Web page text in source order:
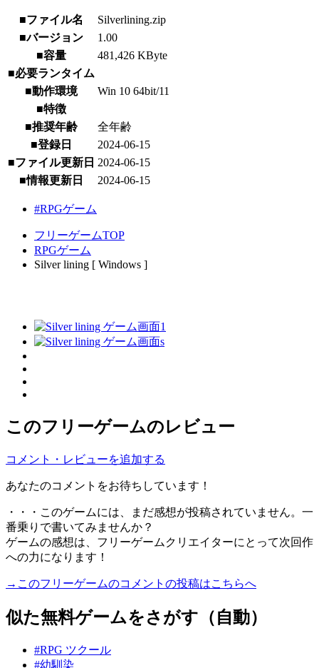
■ファイル名
Silverlining.zip
■バージョン
1.00
■容量
481,426 KByte
■必要ランタイム
■動作環境
Win 10 64bit/11
■特徴
■推奨年齢
全年齢
■登録日
2024-06-15
■ファイル更新日 2024-06-15
■情報更新日
2024-06-15
#RPGゲーム
フリーゲームTOP
RPGゲーム
Silver lining [ Windows ]
このフリーゲームのレビュー
コメント・レビューを追加する
あなたのコメントをお待ちしています！
・・・このゲームには、まだ感想が投稿されていません。一
番乗りで書いてみませんか？
ゲームの感想は、フリーゲームクリエイターにとって次回作
への力になります！
→このフリーゲームのコメントの投稿はこちらへ
似た無料ゲームをさがす（自動）
#RPG ツクール
#幼馴染